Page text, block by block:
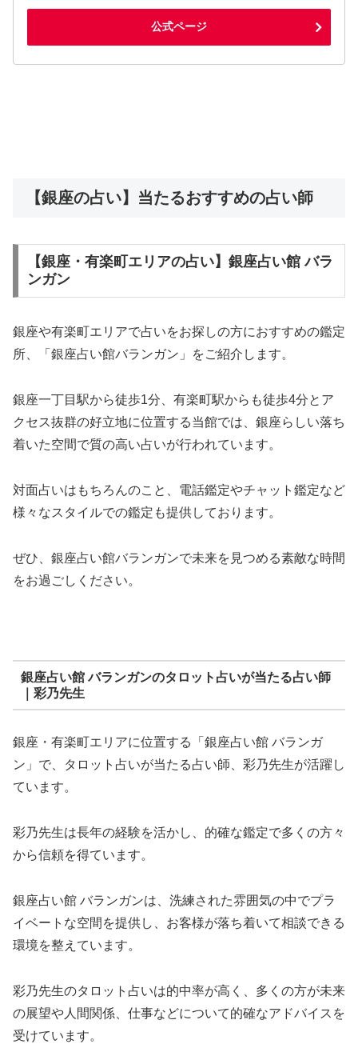
公式ページ
【銀座の占い】当たるおすすめの占い師
【銀座・有楽町エリアの占い】銀座占い館 バラ
ンガン
銀座や有楽町エリアで占いをお探しの方におすすめの鑑定
所、「銀座占い館バランガン」をご紹介します。
銀座一丁目駅から徒歩1分、有楽町駅からも徒歩4分とア
クセス抜群の好立地に位置する当館では、銀座らしい落ち
着いた空間で質の高い占いが行われています。
対面占いはもちろんのこと、電話鑑定やチャット鑑定など
様々なスタイルでの鑑定も提供しております。
ぜひ、銀座占い館バランガンで未来を見つめる素敵な時間
をお過ごしください。
銀座占い館 バランガンのタロット占いが当たる占い師
｜彩乃先生
銀座・有楽町エリアに位置する「銀座占い館 バランガ
ン」で、タロット占いが当たる占い師、彩乃先生が活躍し
ています。
彩乃先生は長年の経験を活かし、的確な鑑定で多くの方々
から信頼を得ています。
銀座占い館 バランガンは、洗練された雰囲気の中でプラ
イベートな空間を提供し、お客様が落ち着いて相談できる
環境を整えています。
彩乃先生のタロット占いは的中率が高く、多くの方が未来
の展望や人間関係、仕事などについて的確なアドバイスを
受けています。